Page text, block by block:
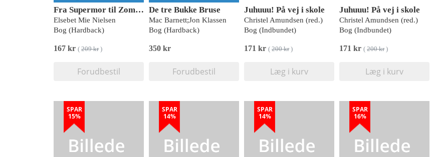
Fra Supermor til Zombiemor
Elsebet Mie Nielsen
Bog (Hardback)
167 kr ( 209 kr)
Forudbestil
De tre Bukke Bruse
Mac Barnett;Jon Klassen
Bog (Hardback)
350 kr
Forudbestil
Juhuuu! På vej i skole
Christel Amundsen (red.)
Bog (Indbundet)
171 kr ( 200 kr)
Læg i kurv
Juhuuu! På vej i skole
Christel Amundsen (red.)
Bog (Indbundet)
171 kr ( 200 kr)
Læg i kurv
SPAR
15%
SPAR
14%
SPAR
14%
SPAR
16%